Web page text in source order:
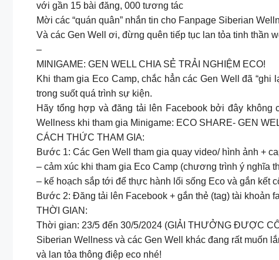
với gần 15 bài đăng, 000 tương tác
Mời các “quán quân” nhắn tin cho Fanpage Siberian
Và các Gen Well ơi, đừng quên tiếp tục lan tỏa tinh thần
–
MINIGAME: GEN WELL CHIA SẺ TRẢI NGHIỆM ECO!
Khi tham gia Eco Camp, chắc hẳn các Gen Well đã
trong suốt quá trình sự kiện.
Hãy tổng hợp và đăng tải lên Facebook bởi đây
Wellness khi tham gia Minigame: ECO SHARE- GEN
CÁCH THỨC THAM GIA:
Bước 1: Các Gen Well tham gia quay video/ hình ảnh +
– cảm xúc khi tham gia Eco Camp (chương trình ý nghĩa
– kế hoạch sắp tới để thực hành lối sống Eco và gắn kết
Bước 2: Đăng tải lên Facebook + gắn thẻ (tag) tài khoản
THỜI GIAN:
Thời gian: 23/5 đến 30/5/2024 (GIẢI THƯỞNG ĐƯỢC
Siberian Wellness và các Gen Well khác đang rất muốn
và lan tỏa thông điệp eco nhé!